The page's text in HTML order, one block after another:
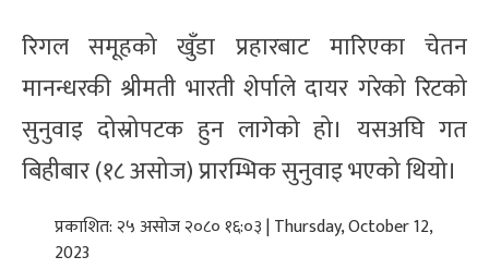
रिगल समूहको खुँडा प्रहारबाट मारिएका चेतन
मानन्धरकी श्रीमती भारती शेर्पाले दायर गरेको रिटको
सुनुवाइ दोस्रोपटक हुन लागेको हो। यसअघि गत
बिहीबार (१८ असोज) प्रारम्भिक सुनुवाइ भएको थियो।
प्रकाशित: २५ असोज २०८० १६:०३ | Thursday, October 12,
2023